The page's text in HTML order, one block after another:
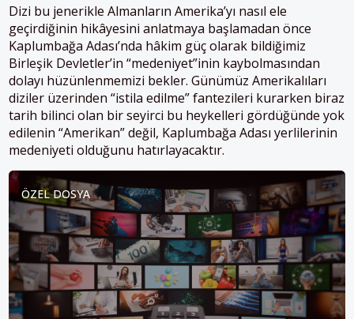
Dizi bu jenerikle Almanların Amerika’yı nasıl ele
geçirdiğinin hikâyesini anlatmaya başlamadan önce
Kaplumbağa Adası’nda hâkim güç olarak bildiğimiz
Birleşik Devletler’in “medeniyet”inin kaybolmasından
dolayı hüzünlenmemizi bekler. Günümüz Amerikalıları
diziler üzerinden “istila edilme” fantezileri kurarken biraz
tarih bilinci olan bir seyirci bu heykelleri gördüğünde yok
edilenin “Amerikan” değil, Kaplumbağa Adası yerlilerinin
medeniyeti olduğunu hatırlayacaktır.
ÖZEL DOSYA